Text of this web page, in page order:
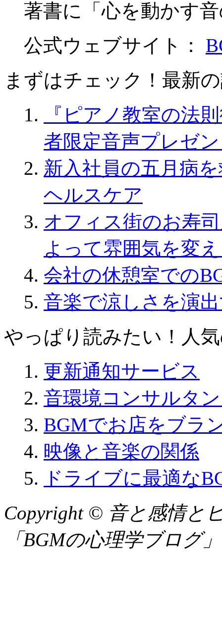
著書に「心を動かす
公式ウェブサイト：
まずはチェック！最新
『ピアノ教室の法
者限定音声プレゼ
新入社員の五月病
ヘルスケア
オフィス街のお寿
よって雰囲気を変
会社の休憩室での
音楽で涼しさを演
やっぱり読みたい！人
更新通知サービス
音環境コンサルタ
BGMでお店をブラ
映像と音楽の関係
ドライブに最適な
Copyright © 音と感情と
「BGMの心理学ブログ